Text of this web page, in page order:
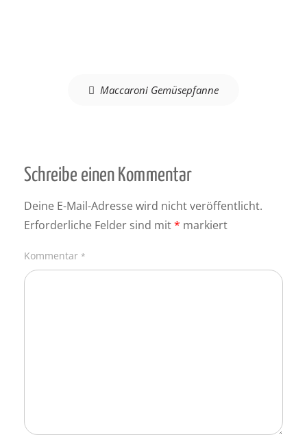
BeitragsnavigationMaccaroni Gemüsepfanne
Schreibe einen Kommentar
Deine E-Mail-Adresse wird nicht veröffentlicht.
Erforderliche Felder sind mit* markiert
Kommentar *